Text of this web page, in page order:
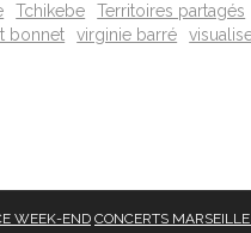
Tchikebe Territoires partagés
bonnet virginie barré
WEEK-END CONCERTS